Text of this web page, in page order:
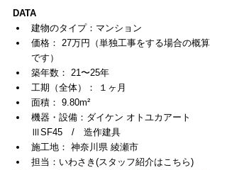
DATA
建物のタイプ：マンション
価格： 27万円（単独工事をする場合の概算
です）
築年数： 21〜25年
工期（全体）： １ヶ月
面積： 9.80m²
機器・設備：ダイケン オトユカアート
ⅢSF45　/　造作建具
施工地： 神奈川県 綾瀬市
担当：いわさき(スタッフ紹介はこちら)